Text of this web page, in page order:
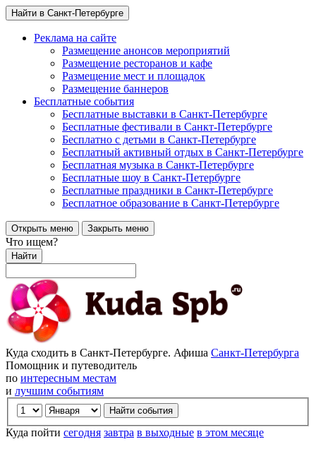
Найти в Санкт-Петербурге
Реклама на сайте
Размещение анонсов мероприятий
Размещение ресторанов и кафе
Размещение мест и площадок
Размещение баннеров
Бесплатные события
Бесплатные выставки в Санкт-Петербурге
Бесплатные фестивали в Санкт-Петербурге
Бесплатно с детьми в Санкт-Петербурге
Бесплатный активный отдых в Санкт-Петербурге
Бесплатная музыка в Санкт-Петербурге
Бесплатные шоу в Санкт-Петербурге
Бесплатные праздники в Санкт-Петербурге
Бесплатное образование в Санкт-Петербурге
Открыть меню Закрыть меню
Что ищем?
Найти
Куда сходить в Санкт-Петербурге. Афиша Санкт-Петербурга
Помощник и путеводитель
по интересным местам
и лучшим событиям
Куда пойти сегодня завтра в выходные в этом месяце